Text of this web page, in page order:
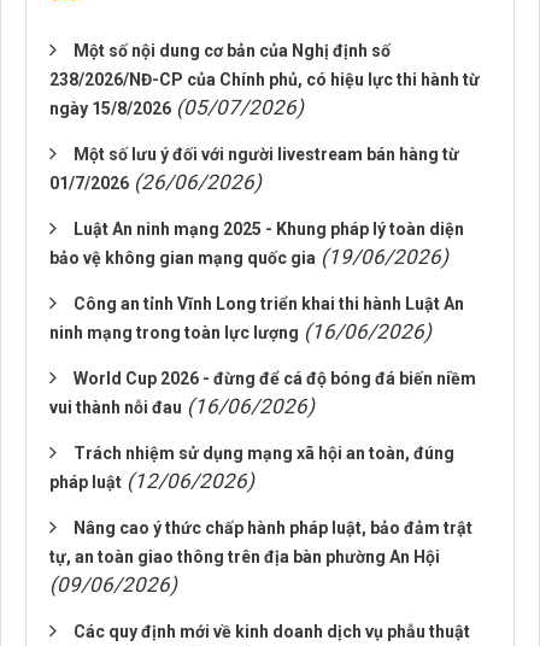
Một số nội dung cơ bản của Nghị định số
238/2026/NĐ-CP của Chính phủ, có hiệu lực thi hành từ
ngày 15/8/2026 (05/07/2026)
Một số lưu ý đối với người livestream bán hàng từ
01/7/2026 (26/06/2026)
Luật An ninh mạng 2025 - Khung pháp lý toàn diện
bảo vệ không gian mạng quốc gia (19/06/2026)
Công an tỉnh Vĩnh Long triển khai thi hành Luật An
ninh mạng trong toàn lực lượng (16/06/2026)
World Cup 2026 - đừng để cá độ bóng đá biến niềm
vui thành nỗi đau (16/06/2026)
Trách nhiệm sử dụng mạng xã hội an toàn, đúng
pháp luật (12/06/2026)
Nâng cao ý thức chấp hành pháp luật, bảo đảm trật
tự, an toàn giao thông trên địa bàn phường An Hội
(09/06/2026)
Các quy định mới về kinh doanh dịch vụ phẫu thuật